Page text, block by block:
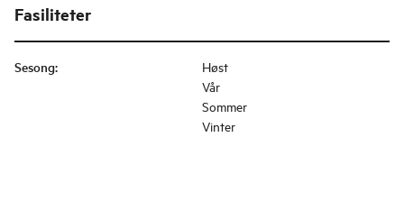
Fasiliteter
Sesong:
Høst
Vår
Sommer
Vinter